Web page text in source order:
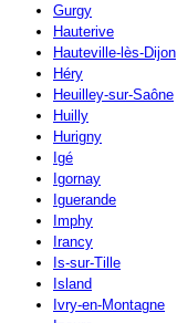
Gurgy
Hauterive
Hauteville-lès-Dijon
Héry
Heuilley-sur-Saône
Huilly
Hurigny
Igé
Igornay
Iguerande
Imphy
Irancy
Is-sur-Tille
Island
Ivry-en-Montagne